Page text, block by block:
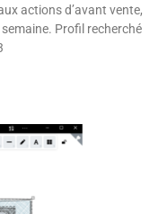
actions d’avant vente,
Profil recherché